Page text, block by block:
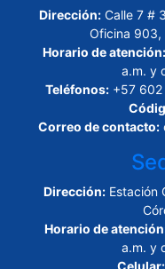
Dirección: Calle 7 #
Oficina 903,
Horario de atención:
a.m. y
Teléfonos: +57
Correo de contacto:
Dirección: Estación
Horario de
a.m. y